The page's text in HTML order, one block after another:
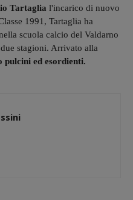
Tartaglia l'incarico di nuovo
1991, Tartaglia ha
scuola calcio del Valdarno
stagioni. Arrivato alla
pulcini ed esordienti.